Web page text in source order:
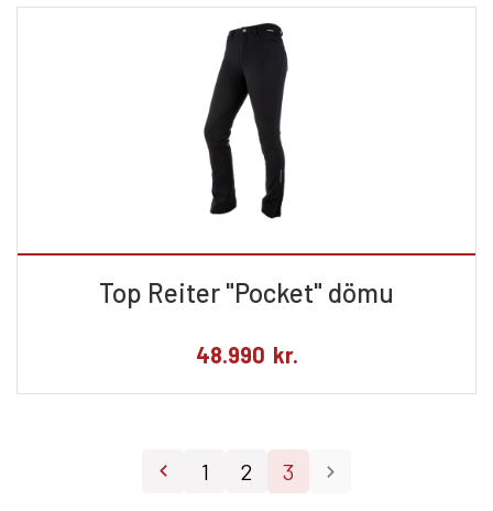
Top Reiter "Pocket" dömu
48.990 kr.
1 2 3